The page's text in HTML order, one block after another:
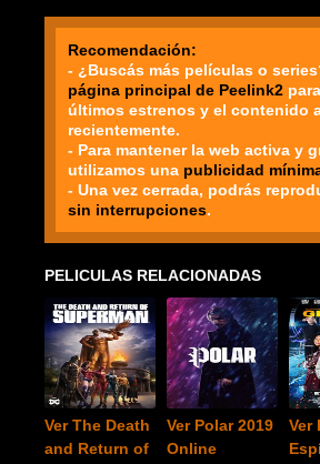
Recomendación:
- ¿Buscás más películas o
página principal de Peelink2
últimos estrenos y el contenido
recientemente.
- Para mantener la web activa y
utilizamos una publicidad
- Una vez cerrada, podrás
sin interrupciones.
PELICULAS RELACIONADAS
Ver The Death
and Return of
Ver Polar 2019
Online
Ver